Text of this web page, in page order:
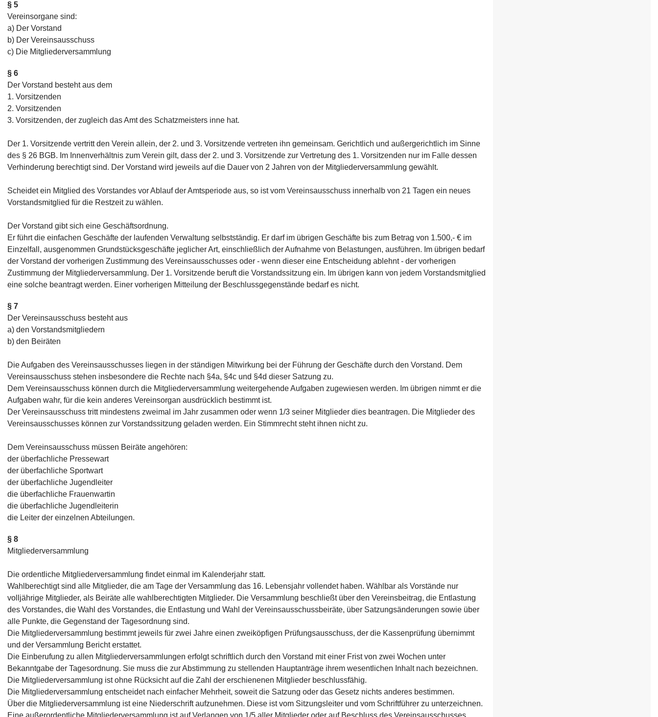
§ 5
Vereinsorgane sind:
a) Der Vorstand
b) Der Vereinsausschuss
c) Die Mitgliederversammlung
§ 6
Der Vorstand besteht aus dem
1. Vorsitzenden
2. Vorsitzenden
3. Vorsitzenden, der zugleich das Amt des Schatzmeisters inne hat.
Der 1. Vorsitzende vertritt den Verein allein, der 2. und 3. Vorsitzende vertreten ihn gemeinsam. Gerichtlich und außergerichtlich im Sinne
des § 26 BGB. Im Innenverhältnis zum Verein gilt, dass der 2. und 3. Vorsitzende zur Vertretung des 1. Vorsitzenden nur im Falle dessen
Verhinderung berechtigt sind. Der Vorstand wird jeweils auf die Dauer von 2 Jahren von der Mitgliederversammlung gewählt.
Scheidet ein Mitglied des Vorstandes vor Ablauf der Amtsperiode aus, so ist vom Vereinsausschuss innerhalb von 21 Tagen ein neues
Vorstandsmitglied für die Restzeit zu wählen.
Der Vorstand gibt sich eine Geschäftsordnung.
Er führt die einfachen Geschäfte der laufenden Verwaltung selbstständig. Er darf im übrigen Geschäfte bis zum Betrag von 1.500,- € im
Einzelfall, ausgenommen Grundstücksgeschäfte jeglicher Art, einschließlich der Aufnahme von Belastungen, ausführen. Im übrigen bedarf
der Vorstand der vorherigen Zustimmung des Vereinsausschusses oder - wenn dieser eine Entscheidung ablehnt - der vorherigen
Zustimmung der Mitgliederversammlung. Der 1. Vorsitzende beruft die Vorstandssitzung ein. Im übrigen kann von jedem Vorstandsmitglied
eine solche beantragt werden. Einer vorherigen Mitteilung der Beschlussgegenstände bedarf es nicht.
§ 7
Der Vereinsausschuss besteht aus
a) den Vorstandsmitgliedern
b) den Beiräten
Die Aufgaben des Vereinsausschusses liegen in der ständigen Mitwirkung bei der Führung der Geschäfte durch den Vorstand. Dem
Vereinsausschuss stehen insbesondere die Rechte nach §4a, §4c und §4d dieser Satzung zu.
Dem Vereinsausschuss können durch die Mitgliederversammlung weitergehende Aufgaben zugewiesen werden. Im übrigen nimmt er die
Aufgaben wahr, für die kein anderes Vereinsorgan ausdrücklich bestimmt ist.
Der Vereinsausschuss tritt mindestens zweimal im Jahr zusammen oder wenn 1/3 seiner Mitglieder dies beantragen. Die Mitglieder des
Vereinsausschusses können zur Vorstandssitzung geladen werden. Ein Stimmrecht steht ihnen nicht zu.
Dem Vereinsausschuss müssen Beiräte angehören:
der überfachliche Pressewart
der überfachliche Sportwart
der überfachliche Jugendleiter
die überfachliche Frauenwartin
die überfachliche Jugendleiterin
die Leiter der einzelnen Abteilungen.
§ 8
Mitgliederversammlung
Die ordentliche Mitgliederversammlung findet einmal im Kalenderjahr statt.
Wahlberechtigt sind alle Mitglieder, die am Tage der Versammlung das 16. Lebensjahr vollendet haben. Wählbar als Vorstände nur
volljährige Mitglieder, als Beiräte alle wahlberechtigten Mitglieder. Die Versammlung beschließt über den Vereinsbeitrag, die Entlastung
des Vorstandes, die Wahl des Vorstandes, die Entlastung und Wahl der Vereinsausschussbeiräte, über Satzungsänderungen sowie über
alle Punkte, die Gegenstand der Tagesordnung sind.
Die Mitgliederversammlung bestimmt jeweils für zwei Jahre einen zweiköpfigen Prüfungsausschuss, der die Kassenprüfung übernimmt
und der Versammlung Bericht erstattet.
Die Einberufung zu allen Mitgliederversammlungen erfolgt schriftlich durch den Vorstand mit einer Frist von zwei Wochen unter
Bekanntgabe der Tagesordnung. Sie muss die zur Abstimmung zu stellenden Hauptanträge ihrem wesentlichen Inhalt nach bezeichnen.
Die Mitgliederversammlung ist ohne Rücksicht auf die Zahl der erschienenen Mitglieder beschlussfähig.
Die Mitgliederversammlung entscheidet nach einfacher Mehrheit, soweit die Satzung oder das Gesetz nichts anderes bestimmen.
Über die Mitgliederversammlung ist eine Niederschrift aufzunehmen. Diese ist vom Sitzungsleiter und vom Schriftführer zu unterzeichnen.